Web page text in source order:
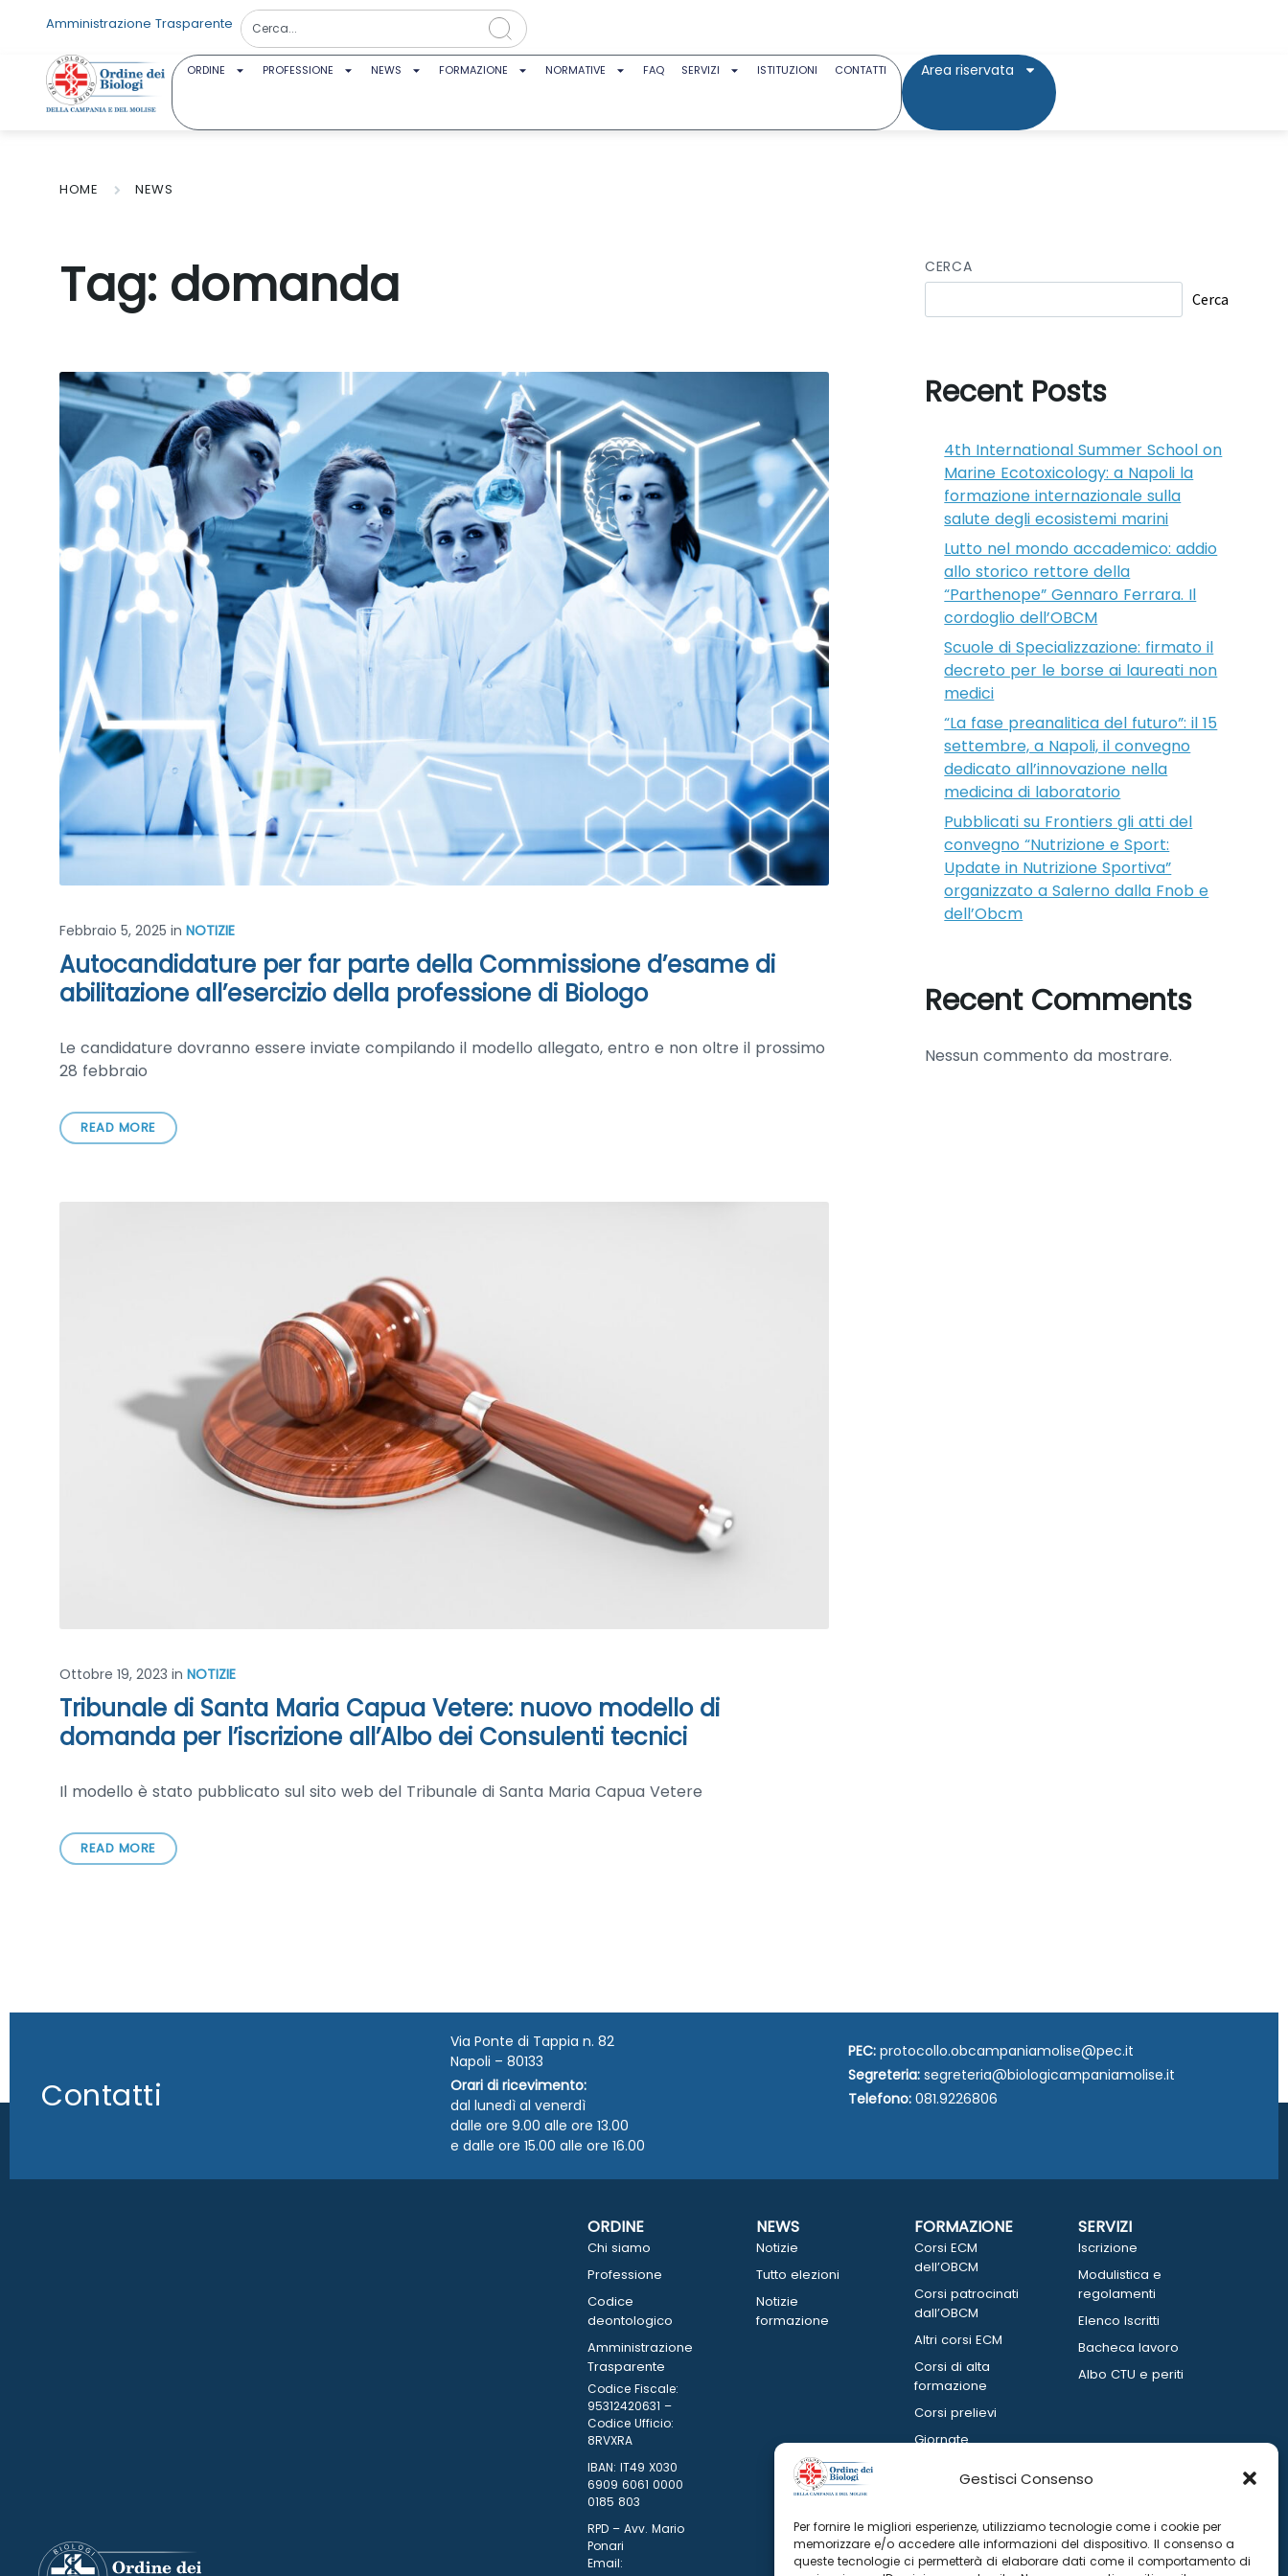
Gestisci Consenso
Per fornire le migliori esperienze, utilizziamo tecnologie come i cookie per
memorizzare e/o accedere alle informazioni del dispositivo. Il consenso a
queste tecnologie ci permetterà di elaborare dati come il comportamento di
Amministrazione Trasparente
ORDINE PROFESSIONE NEWS FORMAZIONE NORMATIVE FAQ SERVIZI ISTITUZIONI CONTATTI Area riservata
HOME NEWS
Tag: domanda
Febbraio 5, 2025 in NOTIZIE
Autocandidature per far parte della Commissione d’esame di
abilitazione all’esercizio della professione di Biologo
Le candidature dovranno essere inviate compilando il modello allegato, entro e non oltre il prossimo
28 febbraio
READ MORE
Ottobre 19, 2023 in NOTIZIE
Tribunale di Santa Maria Capua Vetere: nuovo modello di
domanda per l’iscrizione all’Albo dei Consulenti tecnici
Il modello è stato pubblicato sul sito web del Tribunale di Santa Maria Capua Vetere
READ MORE
CERCA
Cerca
Recent Posts
4th International Summer School on
Marine Ecotoxicology: a Napoli la
formazione internazionale sulla
salute degli ecosistemi marini
Lutto nel mondo accademico: addio
allo storico rettore della
“Parthenope” Gennaro Ferrara. Il
cordoglio dell’OBCM
Scuole di Specializzazione: firmato il
decreto per le borse ai laureati non
medici
“La fase preanalitica del futuro”: il 15
settembre, a Napoli, il convegno
dedicato all’innovazione nella
medicina di laboratorio
Pubblicati su Frontiers gli atti del
convegno “Nutrizione e Sport:
Update in Nutrizione Sportiva”
organizzato a Salerno dalla Fnob e
dell’Obcm
Recent Comments
Nessun commento da mostrare.
Contatti
Via Ponte di Tappia n. 82
Napoli – 80133
Orari di ricevimento:
dal lunedì al venerdì
dalle ore 9.00 alle ore 13.00
e dalle ore 15.00 alle ore 16.00
PEC: protocollo.obcampaniamolise@pec.it
Segreteria: segreteria@biologicampaniamolise.it
Telefono: 081.9226806
ORDINE
Chi siamo
Professione
Codice
deontologico
Amministrazione
Trasparente
Codice Fiscale:
95312420631 –
Codice Ufficio:
8RVXRA
IBAN: IT49 X030
6909 6061 0000
0185 803
RPD – Avv. Mario
Ponari
Email:
NEWS
Notizie
Tutto elezioni
Notizie
formazione
FORMAZIONE
Corsi ECM
dell’OBCM
Corsi patrocinati
dall’OBCM
Altri corsi ECM
Corsi di alta
formazione
Corsi prelievi
Giornate
SERVIZI
Iscrizione
Modulistica e
regolamenti
Elenco Iscritti
Bacheca lavoro
Albo CTU e periti